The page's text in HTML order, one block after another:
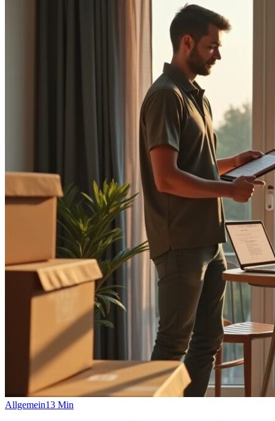
Allgemein13 Min